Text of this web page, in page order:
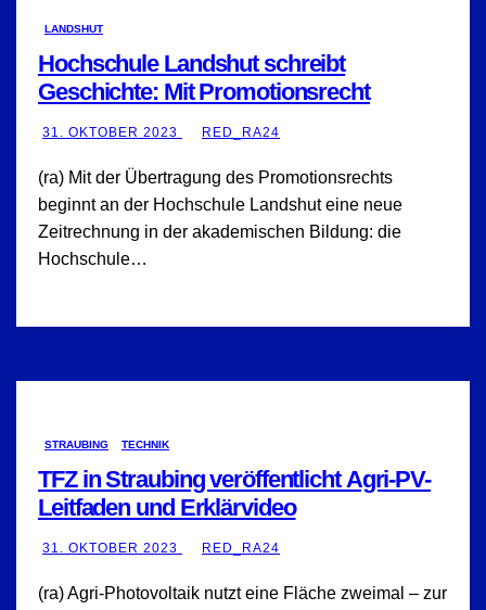
LANDSHUT
Hochschule Landshut schreibt
Geschichte: Mit Promotionsrecht
31. OKTOBER 2023 RED_RA24
(ra) Mit der Übertragung des Promotionsrechts
beginnt an der Hochschule Landshut eine neue
Zeitrechnung in der akademischen Bildung: die
Hochschule…
STRAUBING TECHNIK
TFZ in Straubing veröffentlicht Agri-PV-
Leitfaden und Erklärvideo
31. OKTOBER 2023 RED_RA24
(ra) Agri-Photovoltaik nutzt eine Fläche zweimal – zur